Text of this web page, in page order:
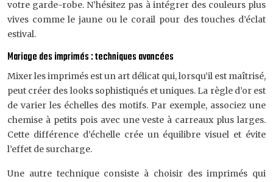
votre garde-robe. N’hésitez pas à intégrer des couleurs plus
vives comme le jaune ou le corail pour des touches d’éclat
estival.
Mariage des imprimés : techniques avancées
Mixer les imprimés est un art délicat qui, lorsqu’il est maîtrisé,
peut créer des looks sophistiqués et uniques. La règle d’or est
de varier les échelles des motifs. Par exemple, associez une
chemise à petits pois avec une veste à carreaux plus larges.
Cette différence d’échelle crée un équilibre visuel et évite
l’effet de surcharge.
Une autre technique consiste à choisir des imprimés qui